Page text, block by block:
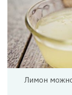
Лимон